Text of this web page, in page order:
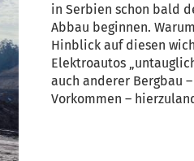
in Serbien schon bald
Abbau beginnen.
Hinblick auf diesen
Elektroautos
auch anderer Bergbau
Vorkommen –